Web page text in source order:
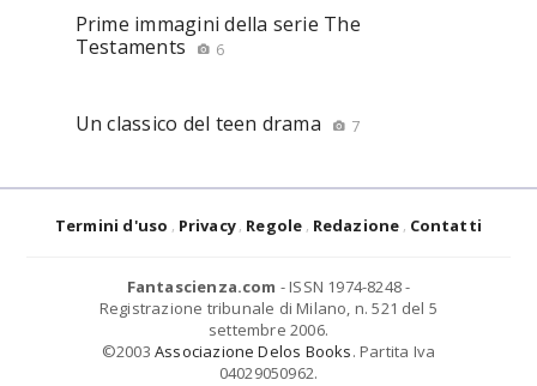
Prime immagini della serie The
Testaments
6
Un classico del teen drama 7
Termini d'uso Privacy Regole Redazione Contatti
Fantascienza.com - ISSN 1974-8248 -
Registrazione tribunale di Milano, n. 521 del 5
settembre 2006.
©2003 Associazione Delos Books. Partita Iva
04029050962.